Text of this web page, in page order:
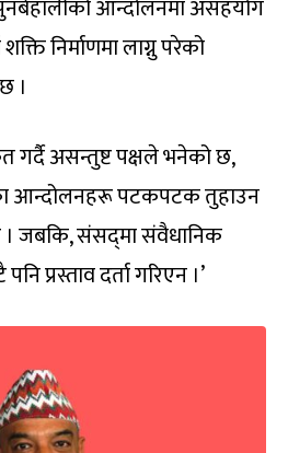
आन्दोलनमा असहयोग
निर्माणमा लाग्नु परेको
।
गर्दै असन्तुष्ट पक्षले भनेको छ,
आन्दोलनहरू पटकपटक तुहाउन
जबकि, संसद्‌मा संवैधानिक
प्रस्ताव दर्ता गरिएन ।’